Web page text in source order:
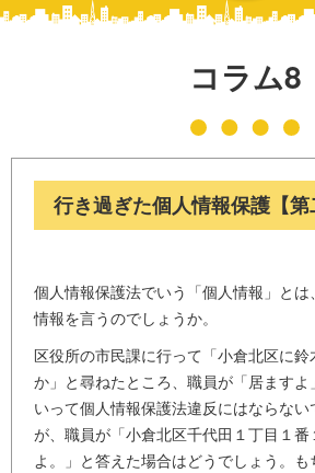
コラム8
行き過ぎた個人情報保護【第
個人情報保護法でいう「個人情報」とは
情報を言うのでしょうか。
区役所の市民課に行って「小倉北区に
か」と尋ねたところ、職員が「居ますよ
いって個人情報保護法違反にはならない
が、職員が「小倉北区千代田１丁目１
よ。」と答えた場合はどうでしょう。